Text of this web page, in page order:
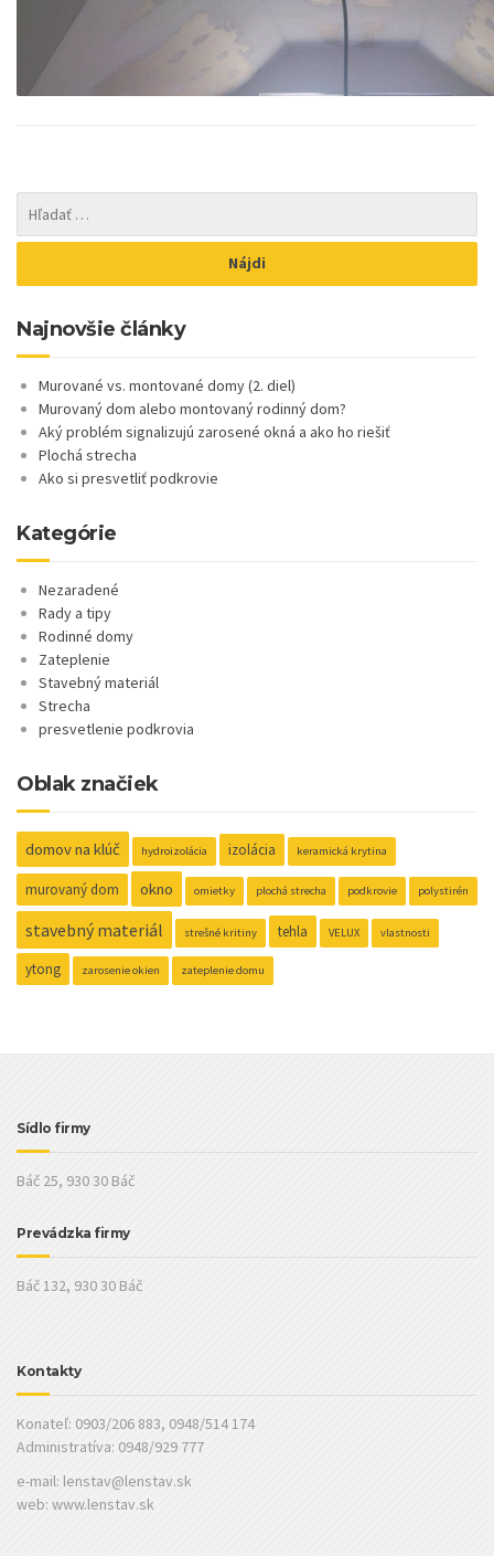
Najnovšie články
Murované vs. montované domy (2. diel)
Murovaný dom alebo montovaný rodinný dom?
Aký problém signalizujú zarosené okná a ako ho riešiť
Plochá strecha
Ako si presvetliť podkrovie
Kategórie
Nezaradené
Rady a tipy
Rodinné domy
Zateplenie
Stavebný materiál
Strecha
presvetlenie podkrovia
Oblak značiek
domov na klúč hydroizolácia izolácia keramická krytina
murovaný dom okno omietky plochá strecha podkrovie polystirén
stavebný materiál strešné kritiny tehla VELUX vlastnosti
ytong zarosenie okien zateplenie domu
Sídlo firmy
Báč 25, 930 30 Báč
Prevádzka firmy
Báč 132, 930 30 Báč
Kontakty
Konateľ: 0903/206 883, 0948/514 174
Administratíva: 0948/929 777
e-mail: lenstav@lenstav.sk
web: www.lenstav.sk